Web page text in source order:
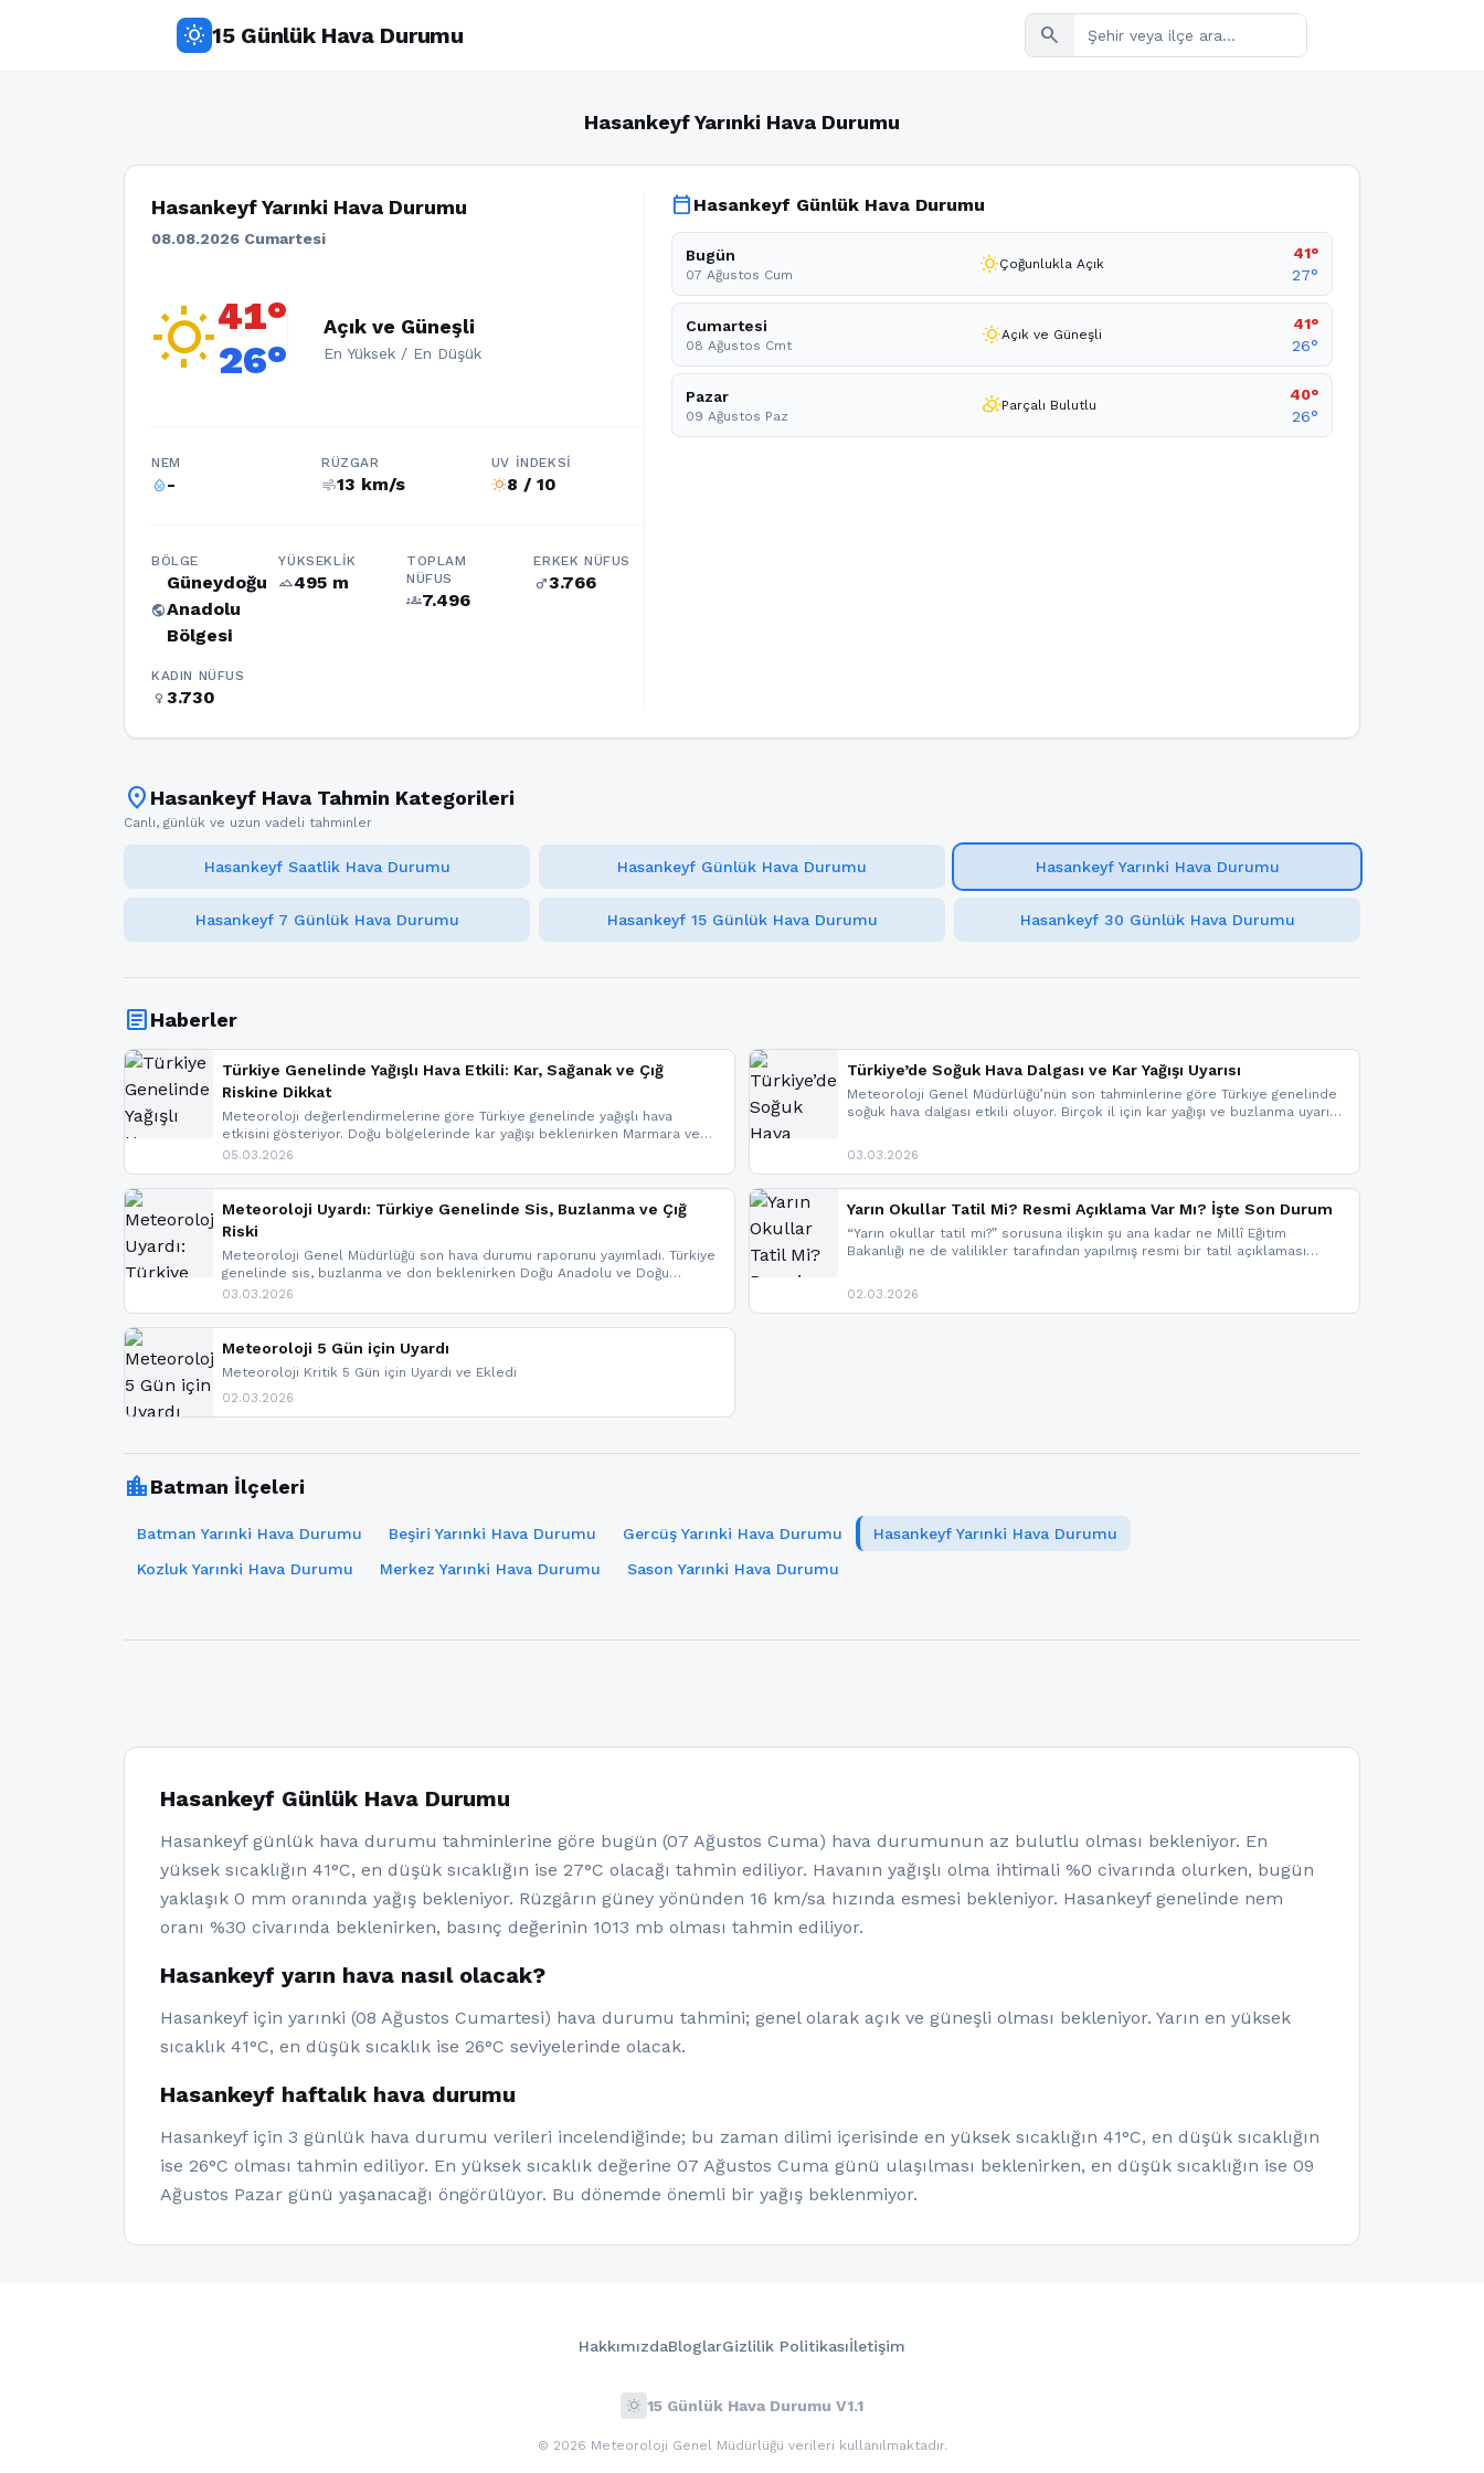
wb_sunny 15 Günlük Hava Durumu search
Hasankeyf Yarınki Hava Durumu
Hasankeyf Yarınki Hava Durumu
08.08.2026 Cumartesi
wb_sunny41°
26°
Açık ve Güneşli
En Yüksek / En Düşük
NEM
humidity_percentage-
RÜZGAR
air13 km/s
UV İNDEKSI
wb_sunny8 / 10
BÖLGE
public
Güneydoğu
Anadolu
Bölgesi
YÜKSEKLIK
terrain495 m
TOPLAM
NÜFUS
groups7.496
ERKEK NÜFUS
male3.766
KADIN NÜFUS
female 3.730
calendar_today Hasankeyf Günlük Hava Durumu
Bugün
07 Ağustos Cum wb_sunnyÇoğunlukla Açık
41°
27°
Cumartesi
08 Ağustos Cmt wb_sunnyAçık ve Güneşli
41°
26°
Pazar
09 Ağustos Paz partly_cloudy_dayParçalı Bulutlu
40°
26°
location_on Hasankeyf Hava Tahmin Kategorileri
Canlı, günlük ve uzun vadeli tahminler
Hasankeyf Saatlik Hava Durumu Hasankeyf Günlük Hava Durumu Hasankeyf Yarınki Hava Durumu
Hasankeyf 7 Günlük Hava Durumu Hasankeyf 15 Günlük Hava Durumu Hasankeyf 30 Günlük Hava Durumu
articleHaberler
Türkiye Genelinde Yağışlı Hava Etkili: Kar, Sağanak ve Çığ
Riskine Dikkat
Meteoroloji değerlendirmelerine göre Türkiye genelinde yağışlı hava
etkisini gösteriyor. Doğu bölgelerinde kar yağışı beklenirken Marmara ve
Kuzey Ege’de sağanak yağmur, yüksek kesimlerde ise çığ tehlikesi
yaşanabileceği belirtiliyor.
05.03.2026
Türkiye’de Soğuk Hava Dalgası ve Kar Yağışı Uyarısı
Meteoroloji Genel Müdürlüğü’nün son tahminlerine göre Türkiye genelinde
soğuk hava dalgası etkili oluyor. Birçok il için kar yağışı ve buzlanma uyarısı
03.03.2026
Meteoroloji Uyardı: Türkiye Genelinde Sis, Buzlanma ve Çığ
Riski
Meteoroloji Genel Müdürlüğü son hava durumu raporunu yayımladı. Türkiye
genelinde sis, buzlanma ve don beklenirken Doğu Anadolu ve Doğu
Karadeniz’in yüksek kesimlerinde çığ riski uyarısı yapıldı. İşte son dakika
03.03.2026
Yarın Okullar Tatil Mi? Resmi Açıklama Var Mı? İşte Son Durum
“Yarın okullar tatil mi?” sorusuna ilişkin şu ana kadar ne Millî Eğitim
Bakanlığı ne de valilikler tarafından yapılmış resmi bir tatil açıklaması
paylaşacağız. En hızlı şekilde haberdar olmak için sitemizi takip edebilir ve
02.03.2026
Meteoroloji 5 Gün için Uyardı
Meteoroloji Kritik 5 Gün için Uyardı ve Ekledi
02.03.2026
location_cityBatman İlçeleri
Batman Yarınki Hava Durumu Beşiri Yarınki Hava Durumu Gercüş Yarınki Hava Durumu
Hasankeyf Yarınki Hava Durumu
Kozluk Yarınki Hava Durumu
Merkez Yarınki Hava Durumu Sason Yarınki Hava Durumu
Hasankeyf Günlük Hava Durumu
Hasankeyf günlük hava durumu tahminlerine göre bugün (07 Ağustos Cuma) hava durumunun az bulutlu olması bekleniyor. En
yüksek sıcaklığın 41°C, en düşük sıcaklığın ise 27°C olacağı tahmin ediliyor. Havanın yağışlı olma ihtimali %0 civarında olurken, bugün
yaklaşık 0 mm oranında yağış bekleniyor. Rüzgârın güney yönünden 16 km/sa hızında esmesi bekleniyor. Hasankeyf genelinde nem
oranı %30 civarında beklenirken, basınç değerinin 1013 mb olması tahmin ediliyor.
Hasankeyf yarın hava nasıl olacak?
Hasankeyf için yarınki (08 Ağustos Cumartesi) hava durumu tahmini; genel olarak açık ve güneşli olması bekleniyor. Yarın en yüksek
sıcaklık 41°C, en düşük sıcaklık ise 26°C seviyelerinde olacak.
Hasankeyf haftalık hava durumu
Hasankeyf için 3 günlük hava durumu verileri incelendiğinde; bu zaman dilimi içerisinde en yüksek sıcaklığın 41°C, en düşük sıcaklığın
ise 26°C olması tahmin ediliyor. En yüksek sıcaklık değerine 07 Ağustos Cuma günü ulaşılması beklenirken, en düşük sıcaklığın ise 09
Ağustos Pazar günü yaşanacağı öngörülüyor. Bu dönemde önemli bir yağış beklenmiyor.
HakkımızdaBloglarGizlilik Politikasıİletişim
wb_sunny 15 Günlük Hava Durumu V1.1
© 2026 Meteoroloji Genel Müdürlüğü verileri kullanılmaktadır.